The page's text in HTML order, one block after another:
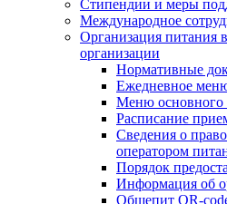
Стипендии и меры
Международное
Организация питания
организации
Нормативные
Ежедневное
Меню основного
Расписание
Сведения о
оператором
Порядок
Информация об
Общепит QR-